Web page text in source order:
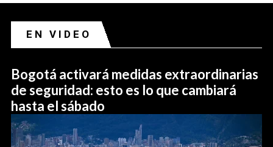
EN VIDEO
Bogotá activará medidas extraordinarias
de seguridad: esto es lo que cambiará
hasta el sábado